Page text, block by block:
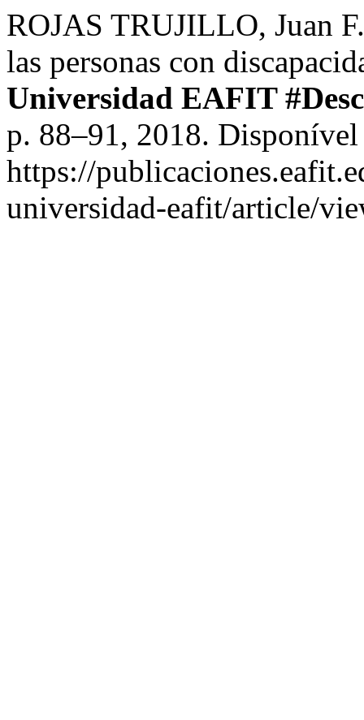
ROJAS TRUJILLO, ​Juan
las personas con
Universidad EAFIT
p. 88–91, 2018. Disponível
https://
universidad-eafit/article/